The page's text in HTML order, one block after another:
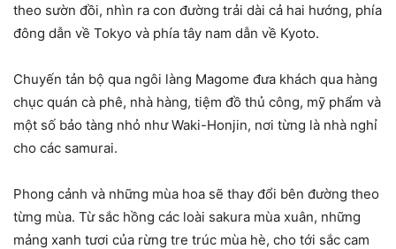
theo sườn đồi, nhìn ra con đường trải dài cả hai hướng, phía
đông dẫn về Tokyo và phía tây nam dẫn về Kyoto.
Chuyến tản bộ qua ngôi làng Magome đưa khách qua hàng
chục quán cà phê, nhà hàng, tiệm đồ thủ công, mỹ phẩm và
một số bảo tàng nhỏ như Waki-Honjin, nơi từng là nhà nghỉ
cho các samurai.
Phong cảnh và những mùa hoa sẽ thay đổi bên đường theo
từng mùa. Từ sắc hồng các loài sakura mùa xuân, những
mảng xanh tươi của rừng tre trúc mùa hè, cho tới sắc cam